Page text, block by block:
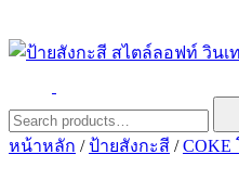
ป้ายสังกะสี สไตล์ลอฟท์ วินเทจ เ
ป้ายวินเทจ แต่งบ้าน ร้านกาแฟ
ฮาร์เล่ย์โฆษณาเก่าโบราณ มีร
O8664277II
for:
หน้าหลัก /ป้ายสังกะสี /COKE